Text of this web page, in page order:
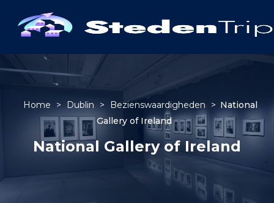
Home > Dublin > Bezienswaardigheden > National
Gallery of Ireland
National Gallery of Ireland